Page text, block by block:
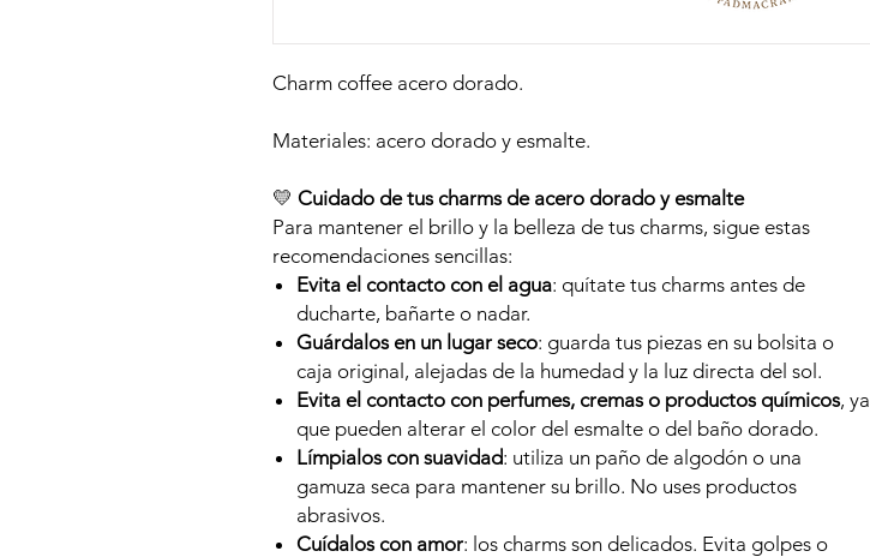
Charm coffee acero dorado.
Materiales: acero dorado y esmalte.
💛 Cuidado de tus charms de acero dorado y esmalte
Para mantener el brillo y la belleza de tus charms, sigue estas
recomendaciones sencillas:
Evita el contacto con el agua: quítate tus charms antes de
ducharte, bañarte o nadar.
Guárdalos en un lugar seco: guarda tus piezas en su bolsita o
caja original, alejadas de la humedad y la luz directa del sol.
Evita el contacto con perfumes, cremas o productos químicos, ya
que pueden alterar el color del esmalte o del baño dorado.
Límpialos con suavidad: utiliza un paño de algodón o una
gamuza seca para mantener su brillo. No uses productos
abrasivos.
Cuídalos con amor: los charms son delicados. Evita golpes o